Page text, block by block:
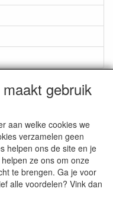
gebruik
aan welke cookies we
verzamelen geen
helpen ons de site en je
ze ons om onze
te brengen. Ga je voor
alle voordelen? Vink dan